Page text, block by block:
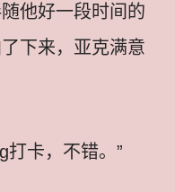
他好一段时间的
下来，亚克满意
打卡，不错。”